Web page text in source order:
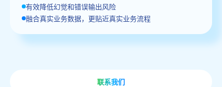
有效降低幻觉和错误输出风险
融合真实业务数据，更贴近真实业务流程
联系我们